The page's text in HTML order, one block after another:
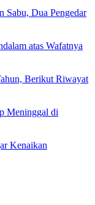
Sabu, Dua Pengedar
atas Wafatnya
Berikut Riwayat
Meninggal di
Kenaikan